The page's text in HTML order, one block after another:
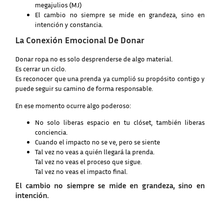
megajulios (MJ)
El cambio no siempre se mide en grandeza, sino en
intención y constancia.
La Conexión Emocional De Donar
Donar ropa no es solo desprenderse de algo material.
Es cerrar un ciclo.
Es reconocer que una prenda ya cumplió su propósito contigo y
puede seguir su camino de forma responsable.
En ese momento ocurre algo poderoso:
No solo liberas espacio en tu clóset, también liberas
conciencia.
Cuando el impacto no se ve, pero se siente
Tal vez no veas a quién llegará la prenda.
Tal vez no veas el proceso que sigue.
Tal vez no veas el impacto final.
El cambio no siempre se mide en grandeza, sino en
intención.